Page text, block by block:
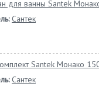
для ванны Santek
Сантек
Santek Монако
Сантек